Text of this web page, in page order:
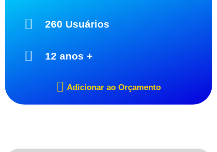
260 Usuários
12 anos +
Adicionar ao Orçamento